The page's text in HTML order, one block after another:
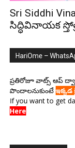
Sri Siddhi
సిద్ధివినాయక
HariOme –
ప్రతిరోజూ వాట్స్ ఆప్
పొందాలనుకుంటే ఇక్కడ
If you want to get
Here